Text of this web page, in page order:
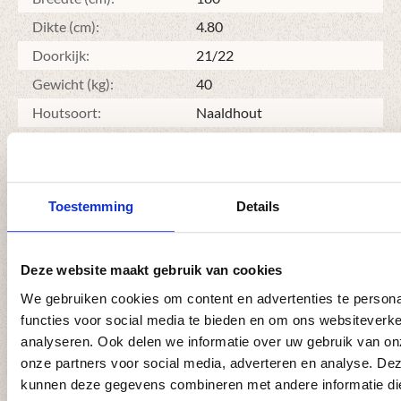
Toestemming Details
Deze website maakt gebruik van cookies
We gebruiken cookies om content en advertenties te
functies voor social media te bieden en om ons
analyseren. Ook delen we informatie over uw gebruik van
onze partners voor social media, adverteren en analyse.
kunnen deze gegevens combineren met andere informatie
helaas niet te voorkomen en valt ook niet onder garantie.
Het Grenen hout zal na verloop van tijd (ca. 1 á 2 jaar) gaan
vergrijzen. Om dit tegen te gaan kan de schutting gebeitst
worden. Doe dit pas na één jaar zodat het
impregneermiddel de tijd heeft om uit het hout te dampen.
Dikte (cm):
4.80
Doorkijk:
21/22
Gewicht (kg):
40
Houtsoort:
Naaldhout
Vorm:
Plaatsen van een hout-beton
schutting
8:55